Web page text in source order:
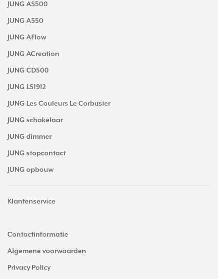
JUNG AS500
JUNG A550
JUNG AFlow
JUNG ACreation
JUNG CD500
JUNG LS1912
JUNG Les Couleurs Le Corbusier
JUNG schakelaar
JUNG dimmer
JUNG stopcontact
JUNG opbouw
Klantenservice
Contactinformatie
Algemene voorwaarden
Privacy Policy